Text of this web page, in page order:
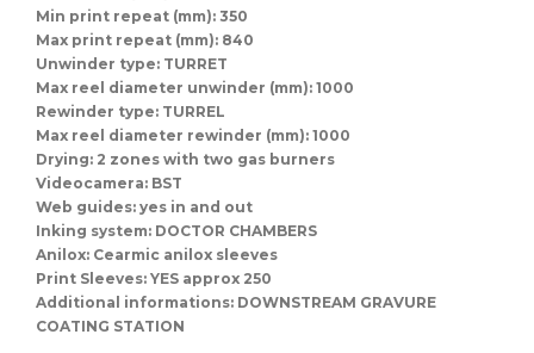
Min print repeat (mm): 350
Max print repeat (mm): 840
Unwinder type: TURRET
Max reel diameter unwinder (mm): 1000
Rewinder type: TURREL
Max reel diameter rewinder (mm): 1000
Drying: 2 zones with two gas burners
Videocamera: BST
Web guides: yes in and out
Inking system: DOCTOR CHAMBERS
Anilox: Cearmic anilox sleeves
Print Sleeves: YES approx 250
Additional informations: DOWNSTREAM GRAVURE
COATING STATION